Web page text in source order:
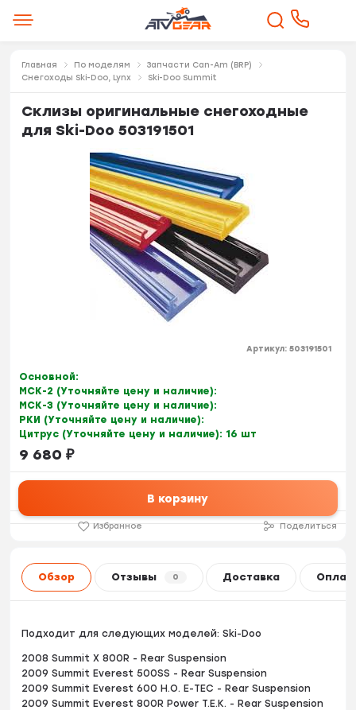
Главная По моделям
Запчасти Can-Am (BRP)
Снегоходы Ski-Doo, Lynx
Ski-Doo Summit
Склизы оригинальные снегоходные
для Ski-Doo 503191501
Артикул:503191501
Основной:
МСК-2 (Уточняйте цену и наличие):
МСК-3 (Уточняйте цену и наличие):
РКИ (Уточняйте цену и наличие):
Цитрус (Уточняйте цену и наличие): 16 шт
9 680 ₽
В корзину
Избранное Поделиться
Обзор Отзывы 0 Доставка
Подходит для следующих моделей: Ski-Doo
2008 Summit X 800R - Rear Suspension
2009 Summit Everest 500SS - Rear Suspension
2009 Summit Everest 600 H.O. E-TEC - Rear Suspension
2009 Summit Everest 800R Power T.E.K. - Rear Suspension